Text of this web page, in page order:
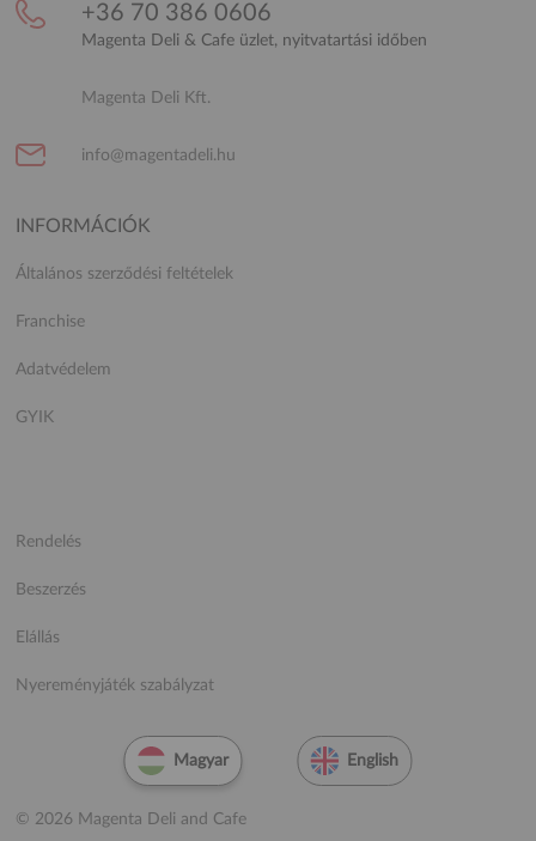
+36 70 386 0606
Magenta Deli & Cafe üzlet, nyitvatartási időben
Magenta Deli Kft.
info@magentadeli.hu
INFORMÁCIÓK
Általános szerződési feltételek
Franchise
Adatvédelem
GYIK
Rendelés
Beszerzés
Elállás
Nyereményjáték szabályzat
© 2026 Magenta Deli and Cafe
Magyar English